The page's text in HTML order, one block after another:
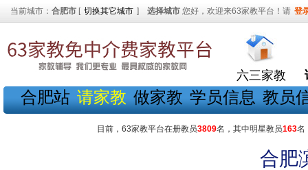
当前城市： 合肥市 [ 切换其它城市 ] 选择城市 您好，欢迎来63家教平台！请 登
六三家教
合肥站 请家教 做家教 学员信息 教员
目前，63家教平台在册教员3809名，其中明星教员163名
合肥